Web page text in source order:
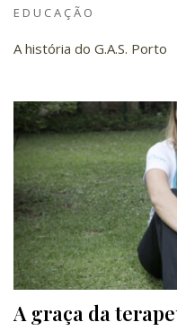
EDUCAÇÃO
A história do G.A.S. Porto
A graça da